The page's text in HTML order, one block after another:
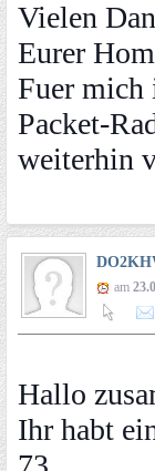
Vielen
Eurer
Fuer mich
Packet-
weiterhin
am
Hallo
Ihr habt